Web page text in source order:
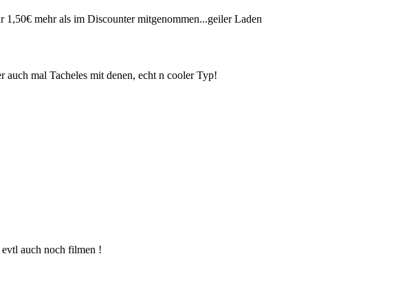
mehr als im Discounter mitgenommen...geiler Laden
mal Tacheles mit denen, echt n cooler Typ!
auch noch filmen !